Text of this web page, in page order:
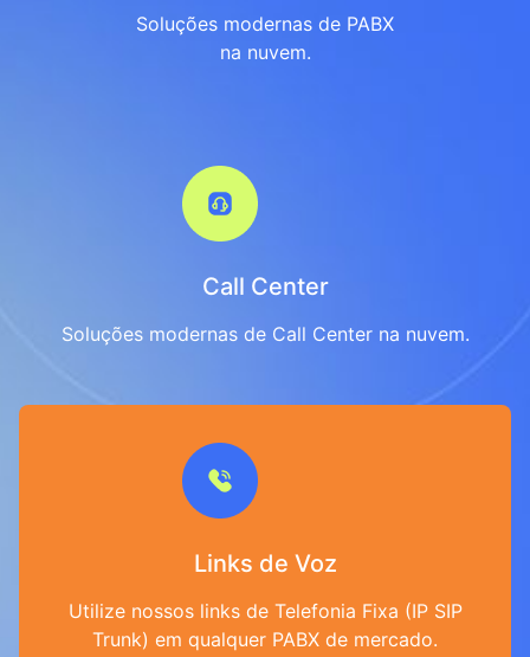
Links de Voz
Utilize nossos links de Telefonia Fixa (IP SIP
Trunk) em qualquer PABX de mercado.
Soluções modernas de PABX
na nuvem.
Call Center
Soluções modernas de Call Center na nuvem.